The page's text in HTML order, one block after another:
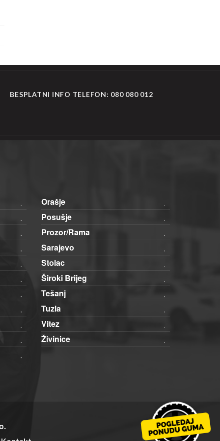
BESPLATNI INFO TELEFON: 080 080 012
Orašje
Posušje
Prozor/Rama
Sarajevo
Stolac
Široki Brijeg
Tešanj
Tuzla
Vitez
Živinice